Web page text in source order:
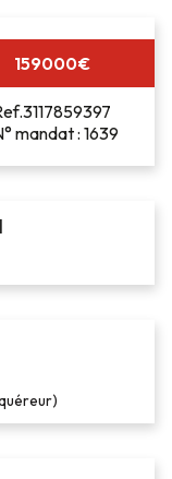
159000€
mandat : 1639